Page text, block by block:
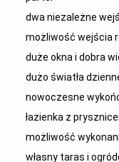
dwa niezależne
możliwość wejścia
duże okna i dobra
dużo światła
nowoczesne
łazienka z
możliwość
własny taras i